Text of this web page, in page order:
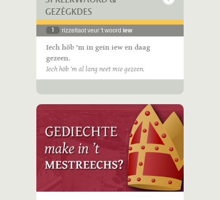
GEZÈGKDES
1 rizzeltaot veur 't woord iew
Iech höb ‘m in gein iew en daag
gezeen.
Iech höb ‘m al lang neet mie gezeen.